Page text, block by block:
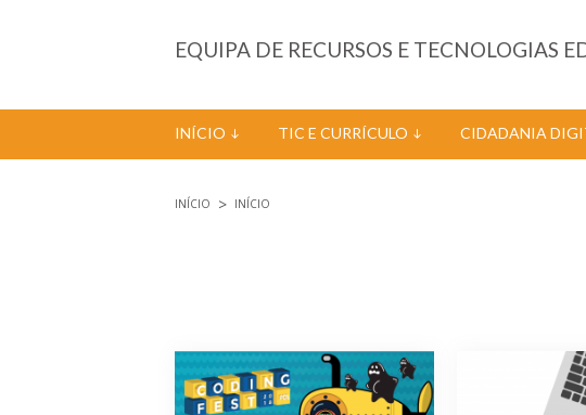
EQUIPA DE RECURSOS E TECNOLOGIAS
INÍCIO TIC E CURRÍCULO CIDADANIA
INÍCIO INÍCIO
Páginas